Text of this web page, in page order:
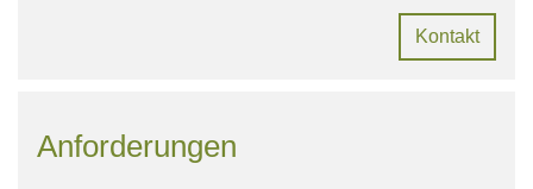
Kontakt
Anforderungen